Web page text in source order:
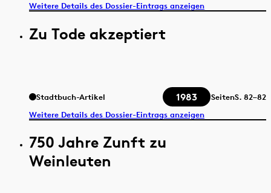
Weitere Details des Dossier-Eintrags anzeigen
Zu Tode akzeptiert
Stadtbuch-Artikel 1983 SeitenS. 82–82
Weitere Details des Dossier-Eintrags anzeigen
750 Jahre Zunft zu
Weinleuten